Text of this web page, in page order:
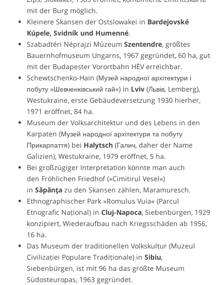
mit der Burg möglich.
Kleinere Skansen der Ostslowakei in Bardejovské
Kúpele, Svidník und Humenné.
Szabadtéri Néprajzi Múzeum Szentendre, größtes
Bauernhofmuseum Ungarns, 1967 gegründet, 60 ha, gut
mit der Budapester Vorortbahn HÉV erreichbar.
Schewtschenko-Hain (Музей народної архітектури і
побуту »Шевченківський гай«) in Lviv(Львів, Lemberg),
Westukraine, erste Gebäudeversetzung 1930 hierher,
1971 eröffnet, 84 ha.
Museum der Volksarchitektur und des Lebens in den
Karpaten (Музей народної архітектури та побуту
Прикарпаття) bei Halytsch(Галич, daher der Name
Galizien), Westukraine, 1979 eröffnet, 5 ha.
Bei großzügiger Interpretation könnte man auch
den Fröhlichen Friedhof (»Cimitirul Vesel«)
in Săpânţazu den Skansen zählen, Maramuresch.
Ethnographischer Park »Romulus Vuia« (Parcul
Etnografic Național) in Cluj-Napoca, Siebenbürgen, 1929
konzipiert, Wiederaufbau nach Kriegsschäden ab 1956,
16 ha.
Das Museum der traditionellen Volkskultur (Muzeul
Civilizației Populare Tradiționale) in Sibiu,
Siebenbürgen, ist mit 96 ha das größte Museum
Südosteuropas, 1963 gegründet.